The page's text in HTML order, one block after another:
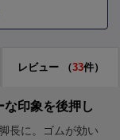
レビュー （33件）
な印象を後押し
長に。ゴムが効い